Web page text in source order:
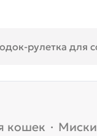
кошек · Миски